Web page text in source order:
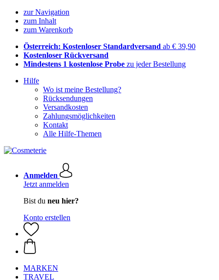
zur Navigation
zum Inhalt
zum Warenkorb
Österreich: Kostenloser Standardversand ab € 39,90
Kostenloser Rückversand
Mindestens 1 kostenlose Probe zu jeder Bestellung
Hilfe
Wo ist meine Bestellung?
Rücksendungen
Versandkosten
Zahlungsmöglichkeiten
Kontakt
Alle Hilfe-Themen
Anmelden
Jetzt anmelden
Bist du neu hier?
Konto erstellen
MARKEN
TRAVEL